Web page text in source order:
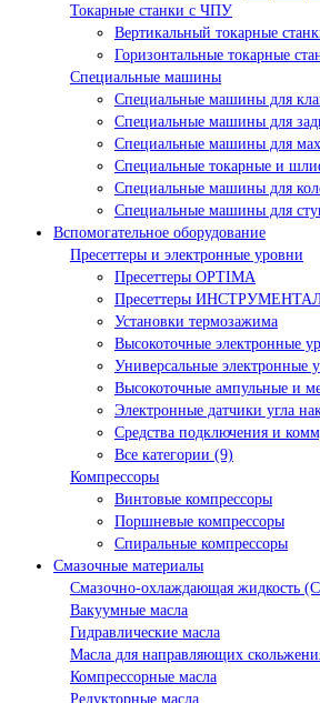
Токарные станки с ЧПУ
Вертикальный токарные
Горизонтальные токарные
Специальные машины
Специальные машины для
Специальные машины для
Специальные машины для
Специальные токарные и
Специальные машины для
Специальные машины для
Вспомогательное оборудование
Пресеттеры и электронные уровни
Пресеттеры OPTIMA
Пресеттеры
Установки термозажима
Высокоточные электронные
Универсальные электронные
Высокоточные ампульные и
Электронные датчики угла
Средства подключения и
Все категории (9)
Компрессоры
Винтовые компрессоры
Поршневые компрессоры
Спиральные компрессоры
Смазочные материалы
Смазочно-охлаждающая жидкость
Вакуумные масла
Гидравлические масла
Масла для направляющих
Компрессорные масла
Редукторные масла